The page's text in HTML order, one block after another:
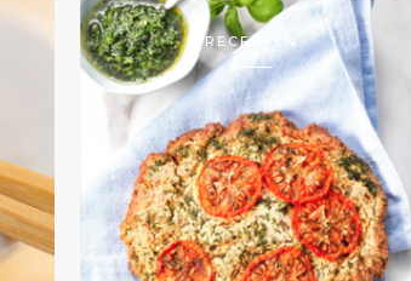
RECEPTEN